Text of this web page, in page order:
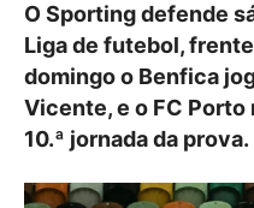
O Sporting defende
Liga de futebol,
domingo o Benfica
Vicente, e o FC Porto
10.ª jornada da prova.